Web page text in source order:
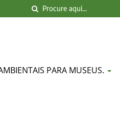
PARA MUSEUS.